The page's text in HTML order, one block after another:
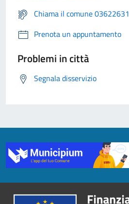
Chiama il comune 03622631
Prenota un appuntamento
Problemi in città
Segnala disservizio